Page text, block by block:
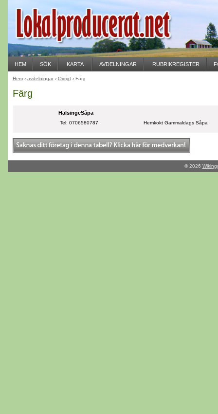
Färg
HälsingeSåpa
Tel: 0706580787 Hemkokt Gammaldags Såpa
Hem› avdelningar› Övrigt› Färg
© 2026
HEM SÖK KARTA AVDELNINGAR RUBRIKREGISTER